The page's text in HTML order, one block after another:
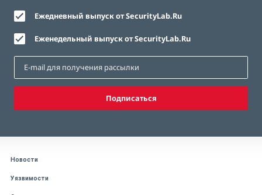
Ежедневный выпуск от SecurityLab.Ru
Еженедельный выпуск от SecurityLab.Ru
Подписаться
Новости
Уязвимости